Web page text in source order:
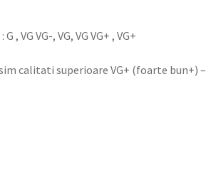
VG-, VG, VG VG+ , VG+
calitati superioare VG+ (foarte bun+) –